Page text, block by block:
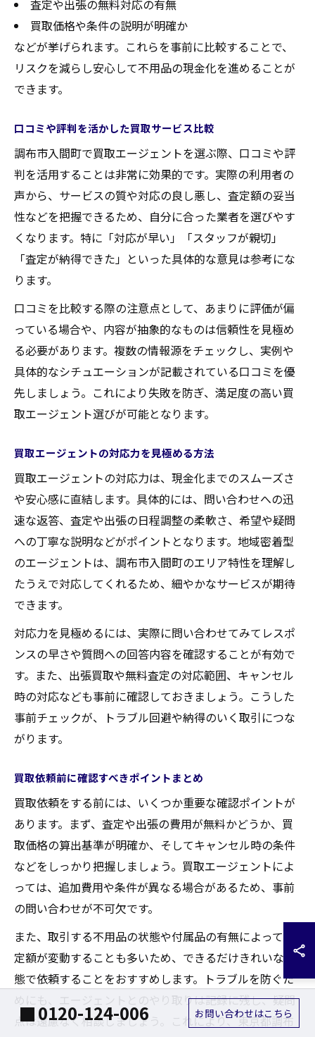
査定や出張の無料対応の有無
買取価格や条件の説明が明確か
などが挙げられます。これらを事前に比較することで、
リスクを減らし安心して不用品の現金化を進めることが
できます。
口コミや評判を活かした買取サービス比較
調布市入間町で買取エージェントを選ぶ際、口コミや評
判を活用することは非常に効果的です。実際の利用者の
声から、サービスの質や対応の良し悪し、査定額の妥当
性などを把握できるため、自分に合った業者を選びやす
くなります。特に「対応が早い」「スタッフが親切」
「査定が納得できた」といった具体的な意見は参考にな
ります。
口コミを比較する際の注意点として、あまりに評価が偏
っている場合や、内容が抽象的なものは信頼性を見極め
る必要があります。複数の情報源をチェックし、実例や
具体的なシチュエーションが記載されている口コミを優
先しましょう。これにより失敗を防ぎ、満足度の高い買
取エージェント選びが可能となります。
買取エージェントの対応力を見極める方法
買取エージェントの対応力は、現金化までのスムーズさ
や安心感に直結します。具体的には、問い合わせへの迅
速な返答、査定や出張の日程調整の柔軟さ、希望や疑問
への丁寧な説明などがポイントとなります。地域密着型
のエージェントは、調布市入間町のエリア特性を理解し
たうえで対応してくれるため、細やかなサービスが期待
できます。
対応力を見極めるには、実際に問い合わせてみてレスポ
ンスの早さや質問への回答内容を確認することが有効で
す。また、出張買取や無料査定の対応範囲、キャンセル
時の対応なども事前に確認しておきましょう。こうした
事前チェックが、トラブル回避や納得のいく取引につな
がります。
買取依頼前に確認すべきポイントまとめ
買取依頼をする前には、いくつか重要な確認ポイントが
あります。まず、査定や出張の費用が無料かどうか、買
取価格の算出基準が明確か、そしてキャンセル時の条件
などをしっかり把握しましょう。買取エージェントによ
っては、追加費用や条件が異なる場合があるため、事前
の問い合わせが不可欠です。
また、取引する不用品の状態や付属品の有無によって査
定額が変動することも多いため、できるだけきれいな状
態で依頼することをおすすめします。トラブルを防ぐた
めにも、エージェントとのやり取りは記録に残し、疑問
点は遠慮なく相談しましょう。これにより、東京都調布
0120-124-006 お問い合わせはこちら